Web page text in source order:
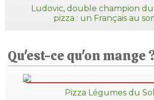
Ludovic, double champion
pizza : un Français au
Qu'est-ce qu'on mange
Pizza Légumes du